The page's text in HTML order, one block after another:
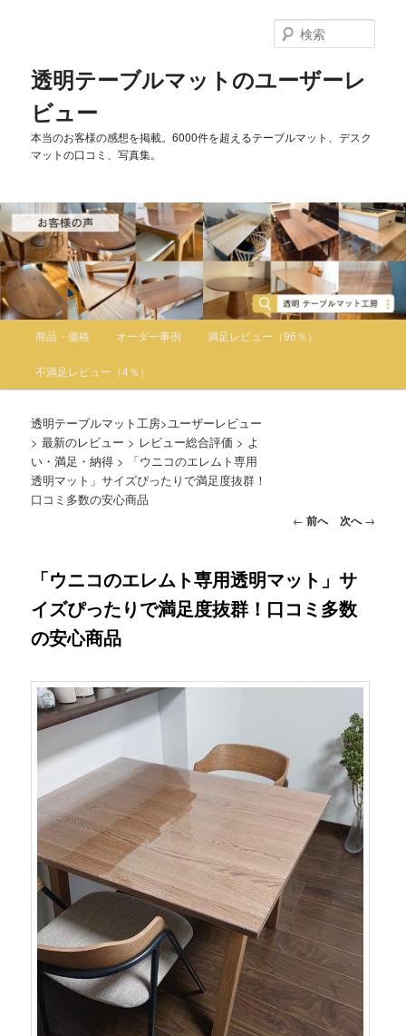
透明テーブルマットのユーザーレ
ビュー
本当のお客様の感想を掲載。6000件を超えるテーブルマット、デスク
マットの口コミ、写真集。
索
メインメニュー
メインコンテンツへ移動
サブコンテンツへ移動
商品・価格 オーダー事例 満足レビュー（96％）
不満足レビュー（4％）
透明テーブルマット工房>ユーザーレビュー
>最新のレビュー > レビュー総合評価 > よ
い・満足・納得 >
「ウニコのエレムト専用
透明マット」サイズぴったりで満足度抜群！
口コミ多数の安心商品
投稿ナビゲーション
← 前へ 次へ→
「ウニコのエレムト専用透明マット」サ
イズぴったりで満足度抜群！口コミ多数
の安心商品